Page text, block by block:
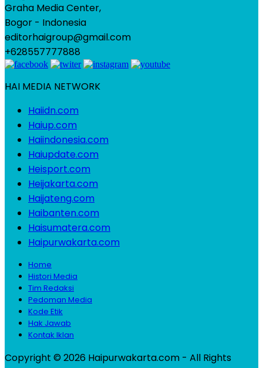
Graha Media Center,
Bogor - Indonesia
editorhaigroup@gmail.com
+628557777888
HAI MEDIA NETWORK
Haiidn.com
Haiup.com
Haiindonesia.com
Haiupdate.com
Heisport.com
Heijakarta.com
Haijateng.com
Haibanten.com
Haisumatera.com
Haipurwakarta.com
Home
Histori Media
Tim Redaksi
Pedoman Media
Kode Etik
Hak Jawab
Kontak Iklan
Copyright © 2026 Haipurwakarta.com - All Rights